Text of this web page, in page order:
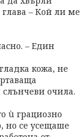
глава – Кой ли ме
– Един
кожа, не
слънчеви очила.
ù грациозно
но се усещаше